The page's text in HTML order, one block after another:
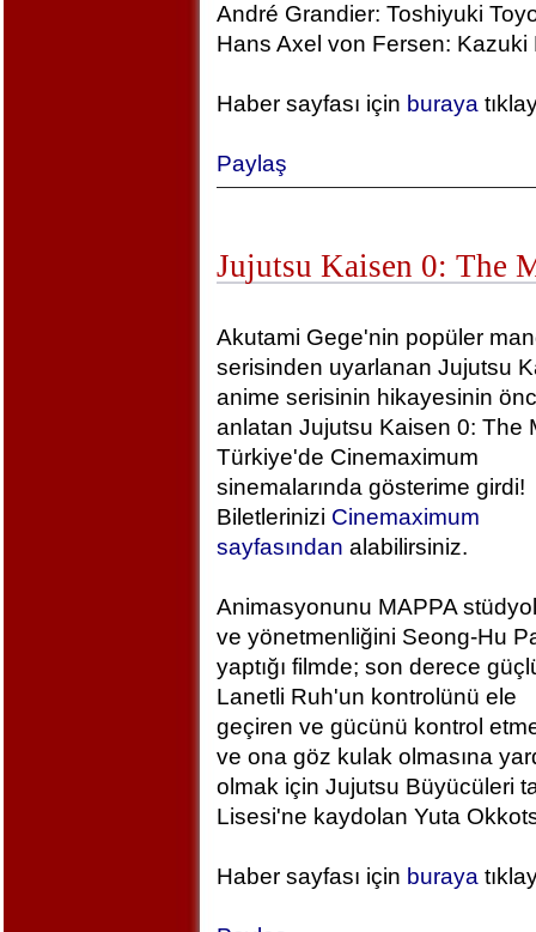
André Grandier: Toshiyuki
Hans Axel von Fersen: Kazuki
Haber sayfası için buraya
Paylaş
Jujutsu Kaisen 0: The
Akutami Gege'nin popüler
serisinden uyarlanan Jujutsu
anime serisinin hikayesinin
anlatan Jujutsu Kaisen 0: The
Türkiye'de Cinemaximum
sinemalarında gösterime girdi!
Biletlerinizi Cinemaximum
sayfasından alabilirsiniz.
Animasyonunu MAPPA
ve yönetmenliğini Seong-Hu
yaptığı filmde; son derece
Lanetli Ruh'un kontrolünü ele
geçiren ve gücünü kontrol
ve ona göz kulak olmasına
olmak için Jujutsu Büyücüleri
Lisesi'ne kaydolan Yuta
Haber sayfası için buraya